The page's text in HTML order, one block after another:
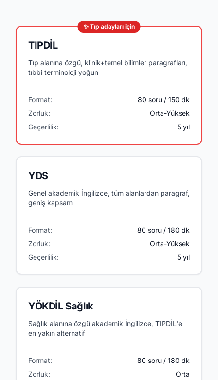
✨ Tıp adayları için
TIPDİL
Tıp alanına özgü, klinik+temel bilimler paragrafları,
tıbbi terminoloji yoğun
Format:
80 soru / 150 dk
Zorluk:
Orta-Yüksek
Geçerlilik:
5 yıl
YDS
Genel akademik İngilizce, tüm alanlardan paragraf,
geniş kapsam
Format:
80 soru / 180 dk
Zorluk:
Orta-Yüksek
Geçerlilik:
5 yıl
YÖKDİL Sağlık
Sağlık alanına özgü akademik İngilizce, TIPDİL'e
en yakın alternatif
Format:
80 soru / 180 dk
Zorluk:
Orta